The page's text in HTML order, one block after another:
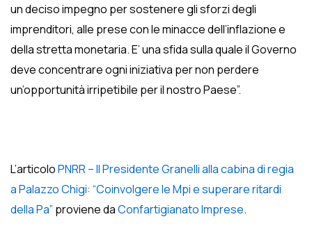
un deciso impegno per sostenere gli sforzi degli
imprenditori, alle prese con le minacce dell’inflazione e
della stretta monetaria. E’ una sfida sulla quale il Governo
deve concentrare ogni iniziativa per non perdere
un’opportunità irripetibile per il nostro Paese”.
L’articoloPNRR – Il Presidente Granelli alla cabina di regia
a Palazzo Chigi: “Coinvolgere le Mpi e superare ritardi
della Pa” proviene daConfartigianato Imprese.